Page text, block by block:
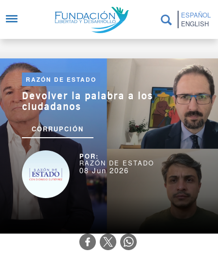
ESPAÑOL
ENGLISH
RAZÓN DE ESTADO
Devolver la palabra a los
ciudadanos
CORRUPCIÓN
RAZÓN DE ESTADO
08 Jun 2026